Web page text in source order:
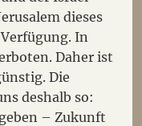
dieses
In
Daher ist
Die
deshalb so:
– Zukunft